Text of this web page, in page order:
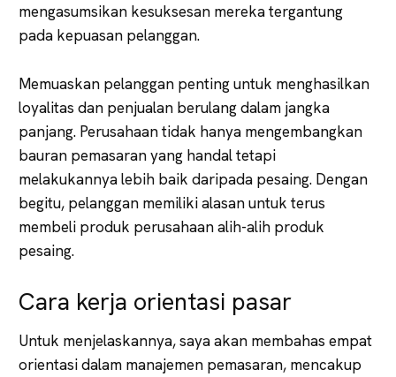
mengasumsikan kesuksesan mereka tergantung
pada kepuasan pelanggan.
Memuaskan pelanggan penting untuk menghasilkan
loyalitas dan penjualan berulang dalam jangka
panjang. Perusahaan tidak hanya mengembangkan
bauran pemasaran yang handal tetapi
melakukannya lebih baik daripada pesaing. Dengan
begitu, pelanggan memiliki alasan untuk terus
membeli produk perusahaan alih-alih produk
pesaing.
Cara kerja orientasi pasar
Untuk menjelaskannya, saya akan membahas empat
orientasi dalam manajemen pemasaran, mencakup